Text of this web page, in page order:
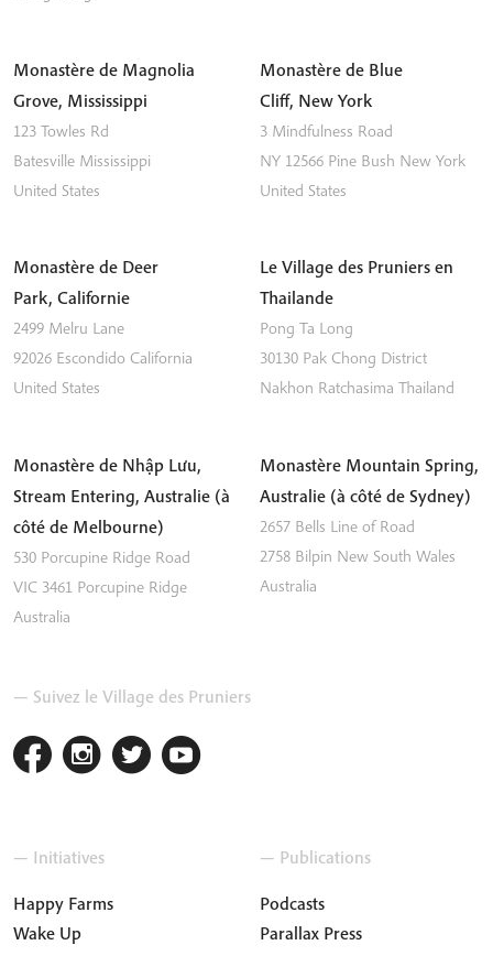
Monastère de Magnolia
Grove, Mississippi
123 Towles Rd
Batesville Mississippi
United States
Monastère de Blue
Cliff, New York
3 Mindfulness Road
NY 12566 Pine Bush New York
United States
Monastère de Deer
Park, Californie
2499 Melru Lane
92026 Escondido California
United States
Le Village des Pruniers en
Thailande
Pong Ta Long
30130 Pak Chong District
Nakhon Ratchasima Thailand
Monastère de Nhập Lưu,
Stream Entering, Australie (à
côté de Melbourne)
530 Porcupine Ridge Road
VIC 3461 Porcupine Ridge
Australia
Monastère Mountain Spring,
Australie (à côté de Sydney)
2657 Bells Line of Road
2758 Bilpin New South Wales
Australia
— Suivez le Village des Pruniers
— Initiatives
Happy Farms
Wake Up
— Publications
Podcasts
Parallax Press